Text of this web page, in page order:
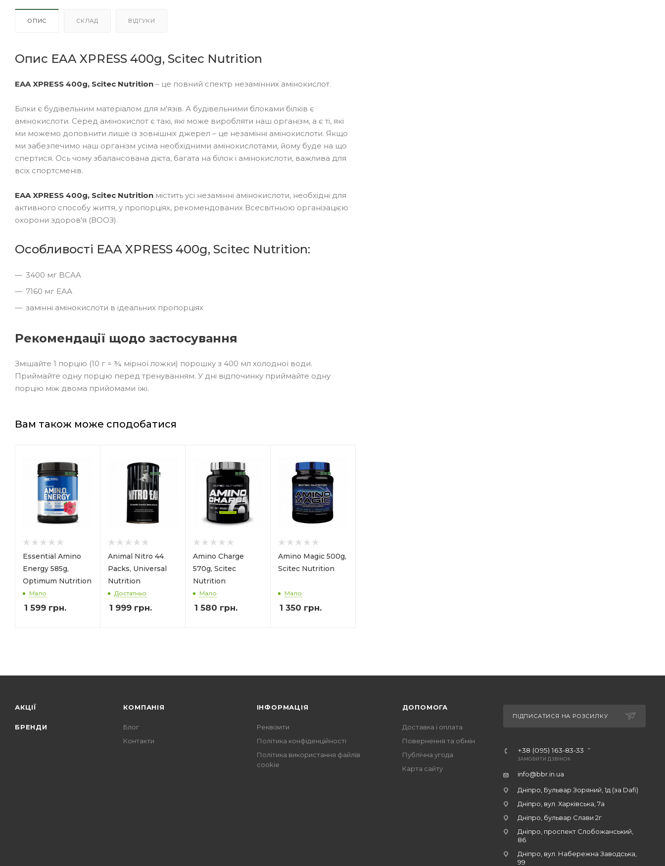
ОПИС СКЛАД ВІДГУКИ
Опис EAA XPRESS 400g, Scitec Nutrition
EAA XPRESS 400g, Scitec Nutrition – це повний спектр незамінних амінокислот.
Білки є будівельним матеріалом для м'язів. А будівельними блоками білків є
амінокислоти. Серед амінокислот є такі, які може виробляти наш організм, а є ті, які
ми можемо доповнити лише із зовнішніх джерел – це незамінні амінокислоти. Якщо
ми забезпечимо наш організм усіма необхідними амінокислотами, йому буде на що
спертися. Ось чому збалансована дієта, багата на білок і амінокислоти, важлива для
всіх спортсменів.
EAA XPRESS 400g, Scitec Nutrition містить усі незамінні амінокислоти, необхідні для
активного способу життя, у пропорціях, рекомендованих Всесвітньою організацією
охорони здоров'я (ВООЗ).
Особливості EAA XPRESS 400g, Scitec Nutrition:
3400 мг BCAA
7160 мг ЕАА
замінні амінокислоти в ідеальних пропорціях
Рекомендації щодо застосування
Змішайте 1 порцію (10 г = ¾ мірної ложки) порошку з 400 мл холодної води.
Приймайте одну порцію перед тренуванням. У дні відпочинку приймайте одну
порцію між двома прийомами їжі.
Вам також може сподобатися
Essential Amino
Energy 585g,
Optimum Nutrition
Мало
1 599 грн.
Animal Nitro 44
Packs, Universal
Nutrition
Достатньо
1 999 грн.
Amino Charge
570g, Scitec
Nutrition
Мало
1 580 грн.
Amino Magic 500g,
Scitec Nutrition
Мало
1 350 грн.
АКЦІЇ
БРЕНДИ
КОМПАНІЯ
Блог
Контакти
ІНФОРМАЦІЯ
Реквізити
Політика конфіденційності
Політика використання файлів
cookie
ДОПОМОГА
Доставка і оплата
Повернення та обмін
Публічна угода
Карта сайту
ПІДПИСАТИСЯ НА РОЗСИЛКУ
+38 (095) 163-83-33
ЗАМОВИТИ ДЗВІНОК
info@bbr.in.ua
Дніпро, Бульвар Зоряний, 1д (за Dafi)
Дніпро, вул. Харківська, 7а
Дніпро, бульвар Слави 2г
Дніпро, проспект Слобожанський,
86
Дніпро, вул. Набережна Заводська,
99